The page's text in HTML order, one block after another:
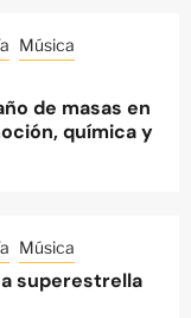
Música
de masas en
química y
Música
superestrella